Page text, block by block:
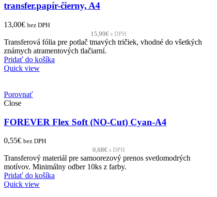
transfer.papír-čierny, A4
13,00€ bez DPH
15,99€ s DPH
Transferová fólia pre potlač tmavých tričiek, vhodné do všetkých
známych atramentových tlačiarní.
Pridať do košíka
Quick view
Porovnať
Close
FOREVER Flex Soft (NO-Cut) Cyan-A4
0,55€ bez DPH
0,68€ s DPH
Transferový materiál pre samoorezový prenos svetlomodrých
motívov. Minimálny odber 10ks z farby.
Pridať do košíka
Quick view